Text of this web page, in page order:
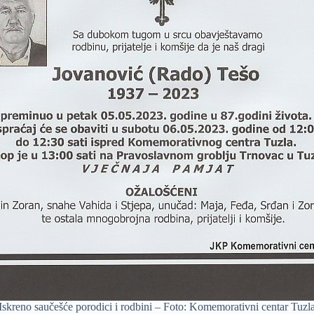
saučešće porodici i rodbini – Foto: Komemorativni centar